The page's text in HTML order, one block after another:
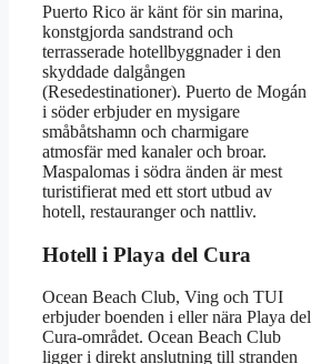
Puerto Rico är känt för sin marina,
konstgjorda sandstrand och
terrasserade hotellbyggnader i den
skyddade dalgången
(Resedestinationer). Puerto de Mogán
i söder erbjuder en mysigare
småbåtshamn och charmigare
atmosfär med kanaler och broar.
Maspalomas i södra änden är mest
turistifierat med ett stort utbud av
hotell, restauranger och nattliv.
Hotell i Playa del Cura
Ocean Beach Club, Ving och TUI
erbjuder boenden i eller nära Playa del
Cura-området. Ocean Beach Club
ligger i direkt anslutning till stranden